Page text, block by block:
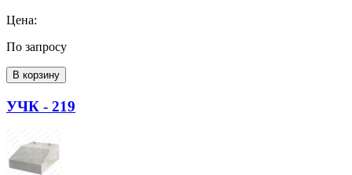
Цена:
По запросу
В корзину
УЧК - 219